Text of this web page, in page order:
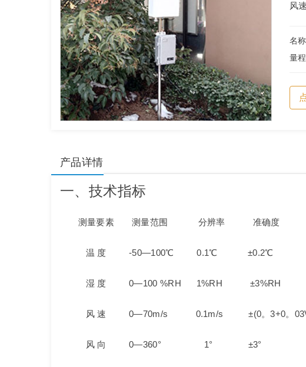
风
名
量
产品详情
一、技术指标
测量要素 测量范围 分辨率 准确度
温 度 -50—100℃ 0.1℃ ±0.2℃
湿 度 0—100 %RH 1%RH ±3%RH
风 速 0—70m/s 0.1m/s ±(0。3+0。
风 向 0—360° 1° ±3°